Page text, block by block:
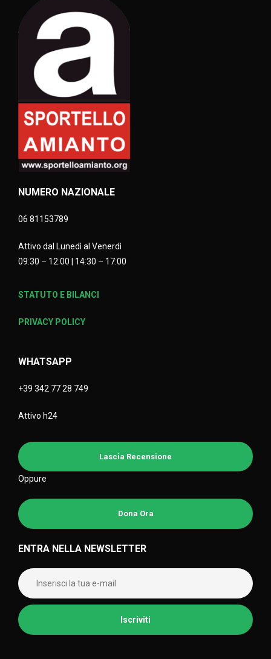
NUMERO NAZIONALE
06 81153789
Attivo dal Lunedì al Venerdì
09:30 – 12:00 | 14:30 – 17:00
STATUTO E BILANCI
PRIVACY POLICY
WHATSAPP
+39 342 77 28 749
Attivo h24
Lascia Recensione
Oppure
Dona Ora
ENTRA NELLA NEWSLETTER